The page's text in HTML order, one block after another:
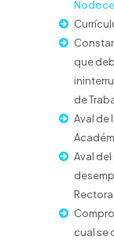
que
de
Aval de
Aval
cual se